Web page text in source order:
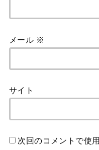
メール ※
サイト
次回のコメントで使